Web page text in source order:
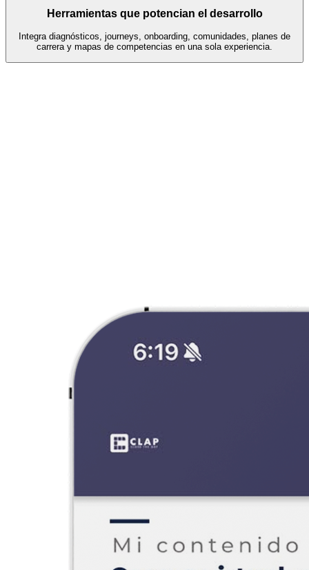
Herramientas que potencian el desarrollo
Integra diagnósticos, journeys, onboarding, comunidades, planes de
carrera y mapas de competencias en una sola experiencia.